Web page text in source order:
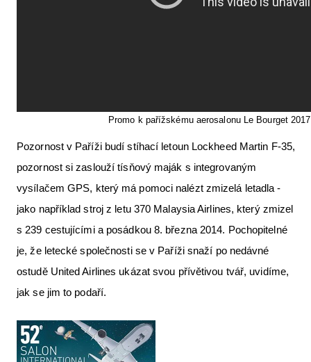
Promo k pařížskému aerosalonu Le Bourget
Pozornost v Paříži budí stíhací letoun Lockheed Martin F-35,
pozornost si zaslouží tísňový maják s integrovaným
vysílačem GPS, který má pomoci nalézt zmizelá letadla -
jako například stroj z letu 370 Malaysia Airlines, který zmizel
s 239 cestujícími a posádkou 8. března 2014. Pochopitelné
je, že letecké společnosti se v Paříži snaží po nedávné
ostudě United Airlines ukázat svou přívětivou tvář, uvidíme,
jak se jim to podaří.